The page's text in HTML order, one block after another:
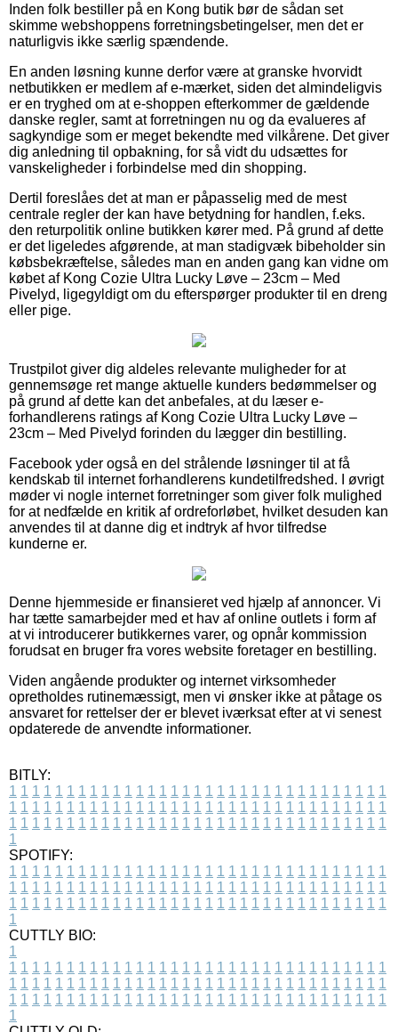
Inden folk bestiller på en Kong butik bør de sådan set
skimme webshoppens forretningsbetingelser, men det er
naturligvis ikke særlig spændende.
En anden løsning kunne derfor være at granske hvorvidt
netbutikken er medlem af e-mærket, siden det almindeligvis
er en tryghed om at e-shoppen efterkommer de gældende
danske regler, samt at forretningen nu og da evalueres af
sagkyndige som er meget bekendte med vilkårene. Det giver
dig anledning til opbakning, for så vidt du udsættes for
vanskeligheder i forbindelse med din shopping.
Dertil foreslåes det at man er påpasselig med de mest
centrale regler der kan have betydning for handlen, f.eks.
den returpolitik online butikken kører med. På grund af dette
er det ligeledes afgørende, at man stadigvæk bibeholder sin
købsbekræftelse, således man en anden gang kan vidne om
købet af Kong Cozie Ultra Lucky Løve – 23cm – Med
Pivelyd, ligegyldigt om du efterspørger produkter til en dreng
eller pige.
Trustpilot giver dig aldeles relevante muligheder for at
gennemsøge ret mange aktuelle kunders bedømmelser og
på grund af dette kan det anbefales, at du læser e-
forhandlerens ratings af Kong Cozie Ultra Lucky Løve –
23cm – Med Pivelyd forinden du lægger din bestilling.
Facebook yder også en del strålende løsninger til at få
kendskab til internet forhandlerens kundetilfredshed. I øvrigt
møder vi nogle internet forretninger som giver folk mulighed
for at nedfælde en kritik af ordreforløbet, hvilket desuden kan
anvendes til at danne dig et indtryk af hvor tilfredse
kunderne er.
Denne hjemmeside er finansieret ved hjælp af annoncer. Vi
har tætte samarbejder med et hav af online outlets i form af
at vi introducerer butikkernes varer, og opnår kommission
forudsat en bruger fra vores website foretager en bestilling.
Viden angående produkter og internet virksomheder
opretholdes rutinemæssigt, men vi ønsker ikke at påtage os
ansvaret for rettelser der er blevet iværksat efter at vi senest
opdaterede de anvendte informationer.
BITLY:
1 1 1 1 1 1 1 1 1 1 1 1 1 1 1 1 1 1 1 1 1 1 1 1 1 1 1 1 1 1 1 1 1
1 1 1 1 1 1 1 1 1 1 1 1 1 1 1 1 1 1 1 1 1 1 1 1 1 1 1 1 1 1 1 1 1
1 1 1 1 1 1 1 1 1 1 1 1 1 1 1 1 1 1 1 1 1 1 1 1 1 1 1 1 1 1 1 1 1
1
SPOTIFY:
1 1 1 1 1 1 1 1 1 1 1 1 1 1 1 1 1 1 1 1 1 1 1 1 1 1 1 1 1 1 1 1 1
1 1 1 1 1 1 1 1 1 1 1 1 1 1 1 1 1 1 1 1 1 1 1 1 1 1 1 1 1 1 1 1 1
1 1 1 1 1 1 1 1 1 1 1 1 1 1 1 1 1 1 1 1 1 1 1 1 1 1 1 1 1 1 1 1 1
1
CUTTLY BIO:
1
1 1 1 1 1 1 1 1 1 1 1 1 1 1 1 1 1 1 1 1 1 1 1 1 1 1 1 1 1 1 1 1 1
1 1 1 1 1 1 1 1 1 1 1 1 1 1 1 1 1 1 1 1 1 1 1 1 1 1 1 1 1 1 1 1 1
1 1 1 1 1 1 1 1 1 1 1 1 1 1 1 1 1 1 1 1 1 1 1 1 1 1 1 1 1 1 1 1 1
1